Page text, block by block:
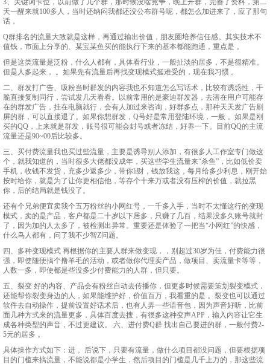
天一醒来就100多人，当时还纳闷我都还没公布群号呢，都怎么加进来了，应了那句
话，
Q群排名的流量大致就是这样，再通过输出价值，朋友圈培养信任感。其实技术不
值钱，市面上分享的、某宝某鱼买的能执行下来的基本都能跑通，重点是 。
但是这类流量是泛粉，什么人都有，具体看行业，一般扯淡的居多，不是很精准。
但是人多起来， 。如果先有流量后再找变现模式挺难受的，现在我习惯 。
二、群发打广告、吸粉当时群发的内容我也不知道怎么写话术，比较有诱惑性，干
脆直接复制同行，尝试发几天看看。以前常用的是豪迪群发器，去潜在用户可能存
在的群发广告，挂在电脑就行，会有人加过来咨询，好群多点，那种天天发广告刷
屏的群，可以直接退了。如果你想群发，Q号好是常用登陆环境，一般 。如果是刚
买的QQ，上来就是群发，账号很可能会封号或者冻结，好养一下。目前QQ的主流
流量还是90~00后比较多。
三、买付费流量我也买过些流量，主要是诱导别人添加，有很多人工作室专门做这
个，就我知道的，当时很多大佬都没成年，买这些学生流量来“杀鱼”，比如低价卖
手机，收钱不发货，充多少返多少，带你li财，钱放我这，每月给多少利息，刚开始
按时给你，就是为了让你更相信他，等存个十来万或者没有压榨的价值，就拉黑
你，后的结局就是钱没了。
还有个兄弟便宜卖我个五万粉丝的小网红号，一千多入手，当时不太懂这行的变现
模式，卖的是产品，客户都是二十岁以下居多，只赚了几百，结果没多久账号就封
了，因为加的人太多了，被检测出异常。重要还是体验了一把当“小网红”的快感，
什么鸟人都有，问了我不少智Z问题。
四、多种变现模式 再根据你的主要人群来做变现，，别超过30岁为佳，付费能力很
强，即使随便搞个撸羊毛的活动，或者做你代理卖产品，做项目、卖流量卡等等，
人数一多，即使都是些没多少付费能力的人群，但只要。
五、裂变 好的内容、产品会有粉丝自动去传播你，但更多时候需要策划裂变模式，
还能帮你裂变身边的人，如果能维护好，价值百万，我看重的是 。裂变也可以通过
软件去自动操作，提前设置好话术后，也有人弄一些语音包，因为声音好听，比前
面几种方式来的流量更多，具体百度去搜，有很多这种变声APP，输入内容让它生
成各种类型的声音，不过更建议。 六、进付费Q群 找出自己要进的群，一般付费2-
5元的居多 。
具体操作方式如下：进 。后说下，只要有流量，做什么项目都没问题，但要根据项
目的门槛来搞流量，不能说都是小学生，然后项目的门槛是几千上万的，那这些流